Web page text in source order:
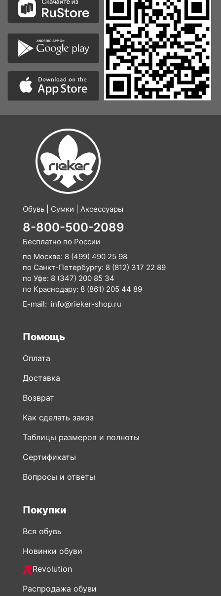
Обувь | Сумки | Аксессуары
8-800-500-2089
Бесплатно по России
по Москве: 8 (499) 490 25 98
по Санкт-Петербургу: 8 (812) 317 22 89
по Уфе: 8 (347) 200 85 34
по Краснодару: 8 (861) 205 44 89
E-mail: info@rieker-shop.ru
Помощь
Оплата
Доставка
Возврат
Как сделать заказ
Таблицы размеров и полноты
Сертификаты
Вопросы и ответы
Покупки
Вся обувь
Новинки обуви
Revolution
Распродажа обуви